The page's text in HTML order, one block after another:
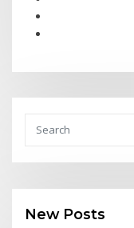
New Posts